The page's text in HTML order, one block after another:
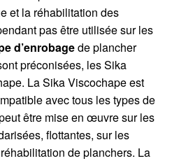
et la réhabilitation des
pas être utilisée sur les
d’enrobagede plancher
préconisées, les Sika
La Sika Viscochape est
avec tous les types de
être mise en œuvre sur les
flottantes, sur les
de planchers. La